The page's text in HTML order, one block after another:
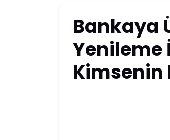
Bankaya
Yenileme
Kimsenin